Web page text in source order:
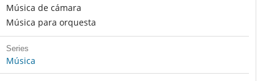
Música de cámara
Música para orquesta
Series
Música